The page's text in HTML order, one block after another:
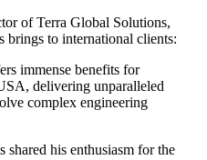
of Terra Global Solutions,
brings to international clients:
immense benefits for
delivering unparalleled
complex engineering
his enthusiasm for the